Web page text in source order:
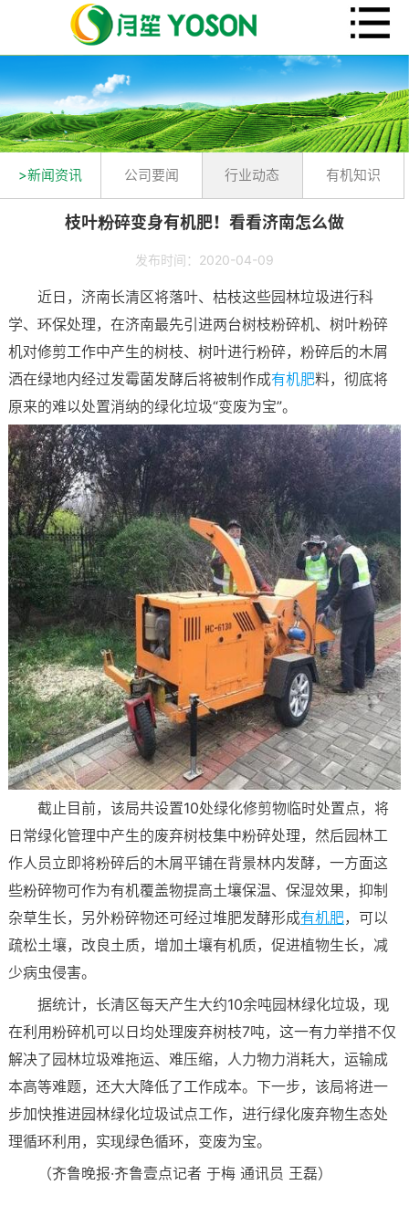
>新闻资讯 公司要闻 行业动态 有机知识
枝叶粉碎变身有机肥！看看济南怎么做
发布时间：2020-04-09
近日，济南长清区将落叶、枯枝这些园林垃圾进行科
学、环保处理，在济南最先引进两台树枝粉碎机、树叶粉碎
机对修剪工作中产生的树枝、树叶进行粉碎，粉碎后的木屑
洒在绿地内经过发霉菌发酵后将被制作成有机肥料，彻底将
原来的难以处置消纳的绿化垃圾“变废为宝”。
截止目前，该局共设置10处绿化修剪物临时处置点，将
日常绿化管理中产生的废弃树枝集中粉碎处理，然后园林工
作人员立即将粉碎后的木屑平铺在背景林内发酵，一方面这
些粉碎物可作为有机覆盖物提高土壤保温、保湿效果，抑制
杂草生长，另外粉碎物还可经过堆肥发酵形成有机肥，可以
疏松土壤，改良土质，增加土壤有机质，促进植物生长，减
少病虫侵害。
据统计，长清区每天产生大约10余吨园林绿化垃圾，现
在利用粉碎机可以日均处理废弃树枝7吨，这一有力举措不仅
解决了园林垃圾难拖运、难压缩，人力物力消耗大，运输成
本高等难题，还大大降低了工作成本。下一步，该局将进一
步加快推进园林绿化垃圾试点工作，进行绿化废弃物生态处
理循环利用，实现绿色循环，变废为宝。
（齐鲁晚报·齐鲁壹点记者 于梅 通讯员 王磊）